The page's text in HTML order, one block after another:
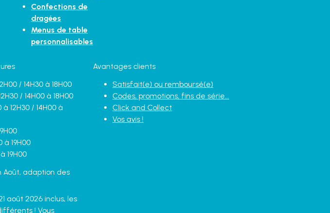
Confections de
dragées
Menus de table
personnalisables
/ 14H30 à 18H00
/ 14H00 à 18H00
12H30 / 14H00 à
à 19H00
19H00
Août, adaption des
août 2026 inclus, les
! Vous
Avantages clients
Satisfait(e) ou remboursé(e)
Codes, promotions, fins de série...
Click and Collect
Vos avis !